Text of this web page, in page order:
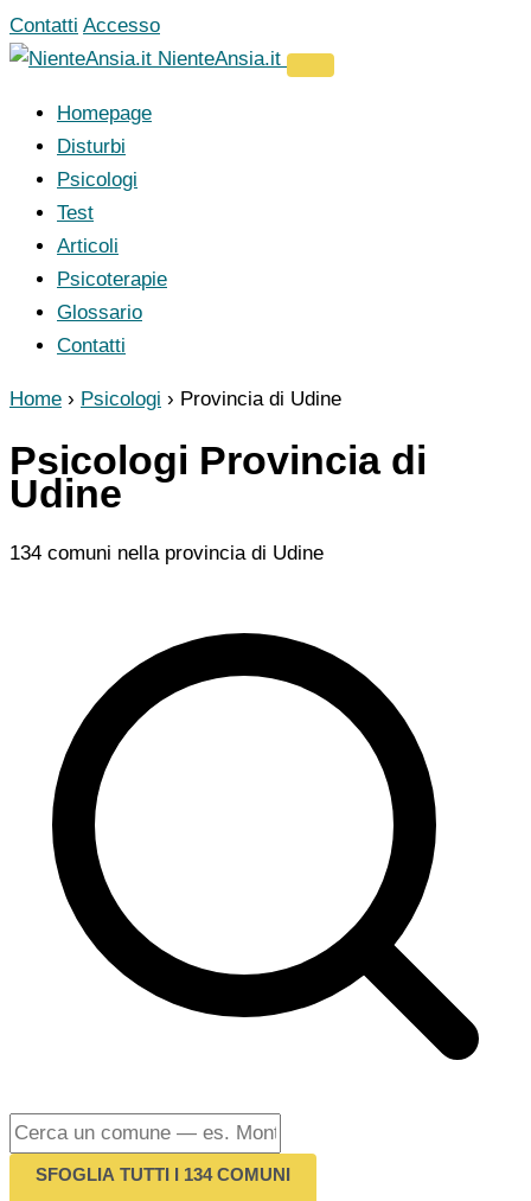
Vai
al
Contatti Accesso
NienteAnsia.it
Homepage
Disturbi
Psicologi
Test
Articoli
Psicoterapie
Glossario
Contatti
Home › Psicologi › Provincia di Udine
Psicologi Provincia di
Udine
134 comuni nella provincia di Udine
SFOGLIA TUTTI I 134 COMUNI